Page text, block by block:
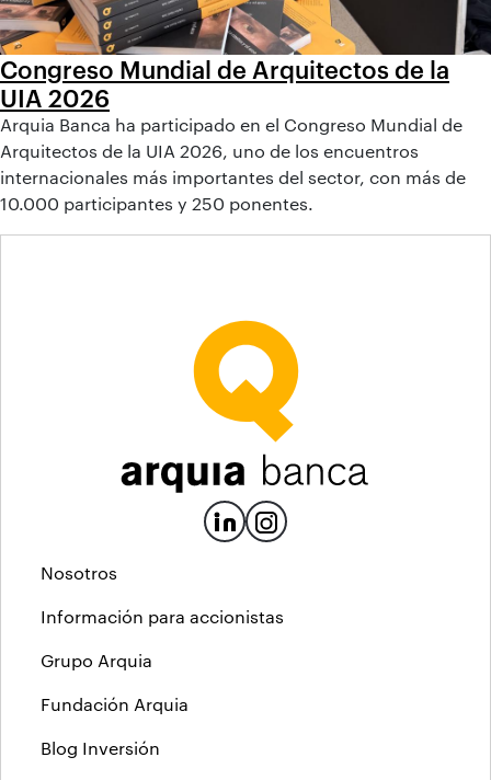
Congreso Mundial de Arquitectos de la
UIA 2026
Arquia Banca ha participado en el Congreso Mundial de
Arquitectos de la UIA 2026, uno de los encuentros
internacionales más importantes del sector, con más de
10.000 participantes y 250 ponentes.
Nosotros
Información para accionistas
Grupo Arquia
Fundación Arquia
Blog Inversión